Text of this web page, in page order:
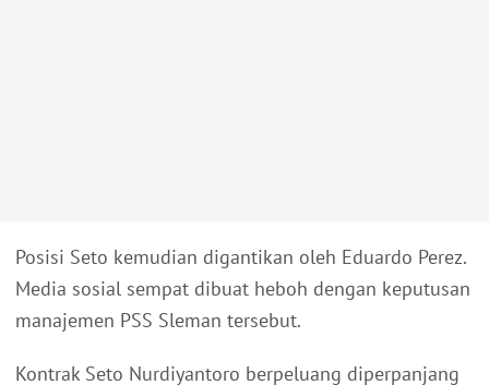
Posisi Seto kemudian digantikan oleh Eduardo Perez.
Media sosial sempat dibuat heboh dengan keputusan
manajemen PSS Sleman tersebut.
Kontrak Seto Nurdiyantoro berpeluang diperpanjang